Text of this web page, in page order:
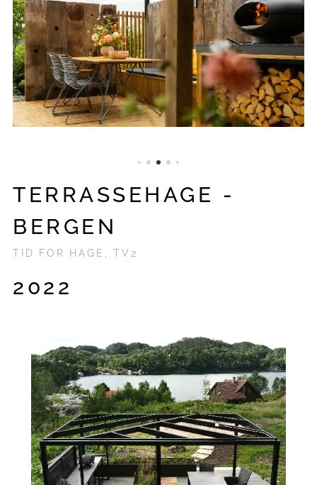
TERRASSEHAGE -
BERGEN
TID FOR HAGE, TV2
2022